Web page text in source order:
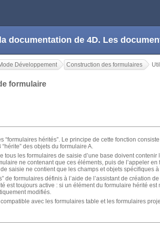
documentation de 4D. Les
Développement Construction des formulaires
formulaire
“formulaires hérités”. Le principe de cette fonction
des objets du formulaire A.
tous les formulaires de saisie d’une base doivent contenir
ne contenant que ces éléments, puis de l’appeler
saisie ne contient que les champs et objets spécifiques
de formulaires définis à l’aide de l’assistant de création
est toujours active : si un élément du formulaire hérité
modifiés.
avec les formulaires table et les formulaires